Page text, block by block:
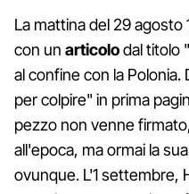
La mattina del 29 agosto
con un articolodal titolo
al confine con la
per colpire" in prima
pezzo non venne
all'epoca, ma ormai la
ovunque. L'1 settembre,